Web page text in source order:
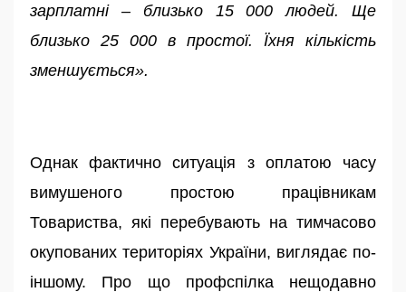
зарплатні – близько 15 000 людей. Ще
близько 25 000 в простої. Їхня кількість
зменшується».
Однак фактично ситуація з оплатою часу
вимушеного простою працівникам
Товариства, які перебувають на тимчасово
окупованих територіях України, виглядає по-
іншому. Про що профспілка нещодавно